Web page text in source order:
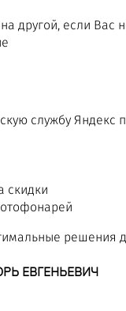
другой, если Вас
службу Яндекс
скидки
решения
ЕВГЕНЬЕВИЧ